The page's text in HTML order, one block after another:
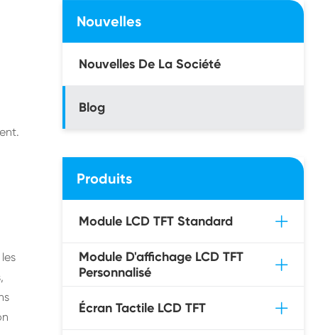
Nouvelles
Nouvelles De La Société
Blog
Produits
Module LCD TFT Standard
Module D'affichage LCD TFT
Personnalisé
Écran Tactile LCD TFT